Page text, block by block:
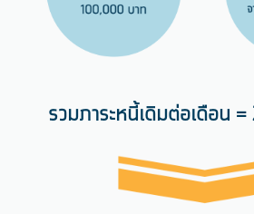
รวมภาระหนี้เดิมต่อเดือน